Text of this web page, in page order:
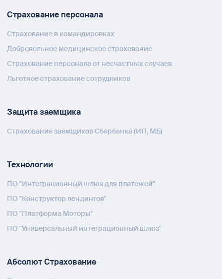
Страхование персонала
Страхование в командировках
Добровольное медицинское страхование
Страхование персонала от несчастных случаев
Льготное страхование сотрудников
Защита заемщика
Страхование заемщиков Сбербанка (ИП, МБ)
Технологии
ПО "Интеграционный шлюз для платежей"
ПО "Конструктор лендингов"
ПО "Платформа Моторы"
ПО "Универсальный интеграционный шлюз"
Абсолют Страхование